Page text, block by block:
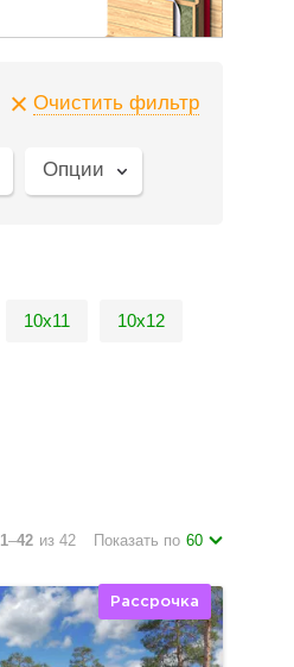
Очистить фильтр
Опции
10х11 10х12
1–42 из 42 Показать по 60
Рассрочка